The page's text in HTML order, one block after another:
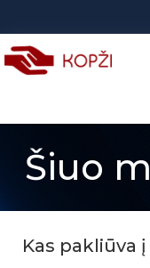
Šiuo
Kas pakliūva